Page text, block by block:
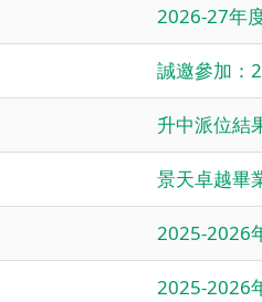
2026-27年
誠邀參加：
升中派位結
景天卓越畢
2025-2026
2025-2026